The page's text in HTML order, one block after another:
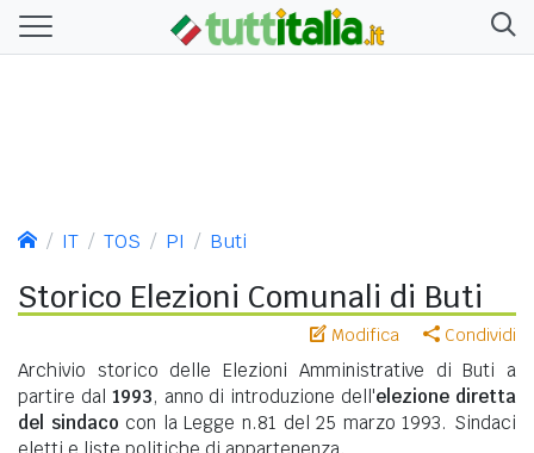
IT TOS PI Buti
Storico Elezioni Comunali di Buti
Modifica Condividi
Archivio storico delle Elezioni Amministrative di Buti a
partire dal 1993, anno di introduzione dell'elezione diretta
del sindaco con la Legge n.81 del 25 marzo 1993. Sindaci